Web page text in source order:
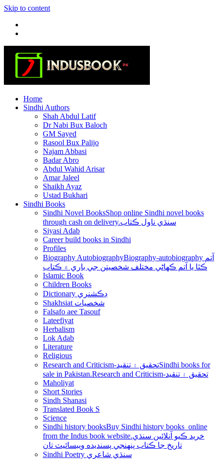
Skip to content
Home
Sindhi Authors
Shah Abdul Latif
Dr Nabi Bux Baloch
GM Sayed
Rasool Bux Palijo
Najam Abbasi
Badar Abro
Abdul Wahid Arisar
Amar Jaleel
Shaikh Ayaz
Ustad Bukhari
Sindhi Books
Sindhi Novel BooksShop online Sindhi novel books
through cash on delivery.سنڌي ناول ڪتاب
Siyasi Adab
Career build books in Sindhi
Profiles
Biography AutobiographyBiography-autobiography آتم
ڪٿا يا آتم ڪھاڻي مختلف شخصيتن جي باري ۾ ڪتاب
Islamic Book
Children Books
Dictionary ڊڪشنري
Shakhsiat شخصيات
Falsafo aee Tasouf
Lateefiyat
Herbalism
Lok Adab
Literature
Religious
Research and Criticism-تحقيق ۽ تنقيدSindhi books for
sale in Pakistan.Research and Criticism-تحقيق ۽ تنقيد
Maholiyat
Short Stories
Sindh Shanasi
Translated Book S
Science
Sindhi history booksBuy Sindhi history books online
from the Indus book website.خريد ڪيو آنلائين سنڌي
تاريخ جا ڪتاب پنھنجي پسنديده ويبسائيٽ تان
Sindhi Poetry سنڌي شاعري